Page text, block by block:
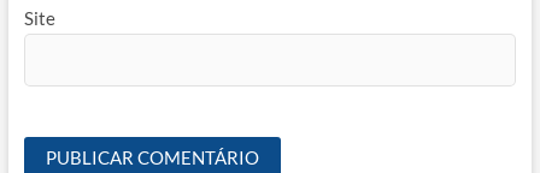
Site